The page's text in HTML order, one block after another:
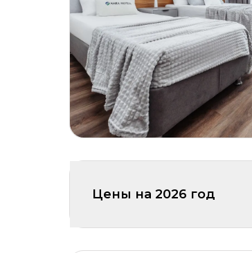
Цены на 2026 год